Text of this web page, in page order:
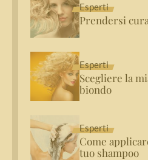
Esperti
Prendersi
Esperti
Scegliere la
biondo
Esperti
Come
tuo shampoo